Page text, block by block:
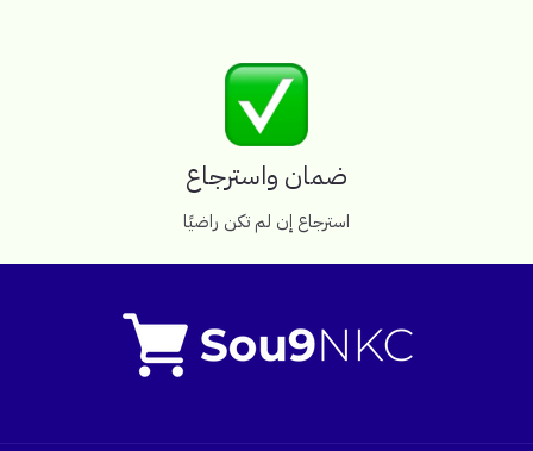
ضمان واسترجاع
استرجاع إن لم تكن راضيًا